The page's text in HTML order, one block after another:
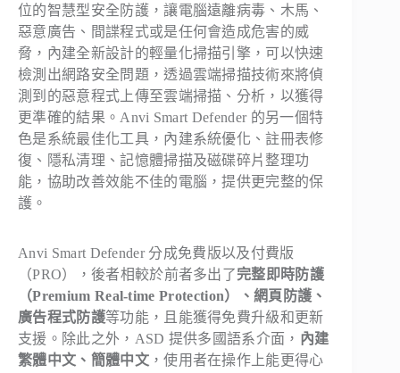
位的智慧型安全防護，讓電腦遠離病毒、木馬、
惡意廣告、間諜程式或是任何會造成危害的威
脅，內建全新設計的輕量化掃描引擎，可以快速
檢測出網路安全問題，透過雲端掃描技術來將偵
測到的惡意程式上傳至雲端掃描、分析，以獲得
更準確的結果。Anvi Smart Defender 的另一個特
色是系統最佳化工具，內建系統優化、註冊表修
復、隱私清理、記憶體掃描及磁碟碎片整理功
能，協助改善效能不佳的電腦，提供更完整的保
護。
Anvi Smart Defender 分成免費版以及付費版
（PRO），後者相較於前者多出了完整即時防護
（Premium Real-time Protection）、網頁防護、
廣告程式防護等功能，且能獲得免費升級和更新
支援。除此之外，ASD 提供多國語系介面， 內建
繁體中文、簡體中文，使用者在操作上能更得心